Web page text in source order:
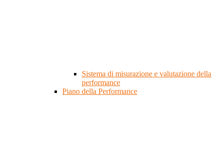
Sistema di misurazione e valutazione della
performance
Piano della Performance